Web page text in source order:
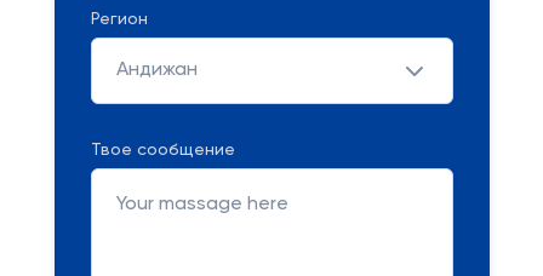
Регион
Андижан
Твое сообщение